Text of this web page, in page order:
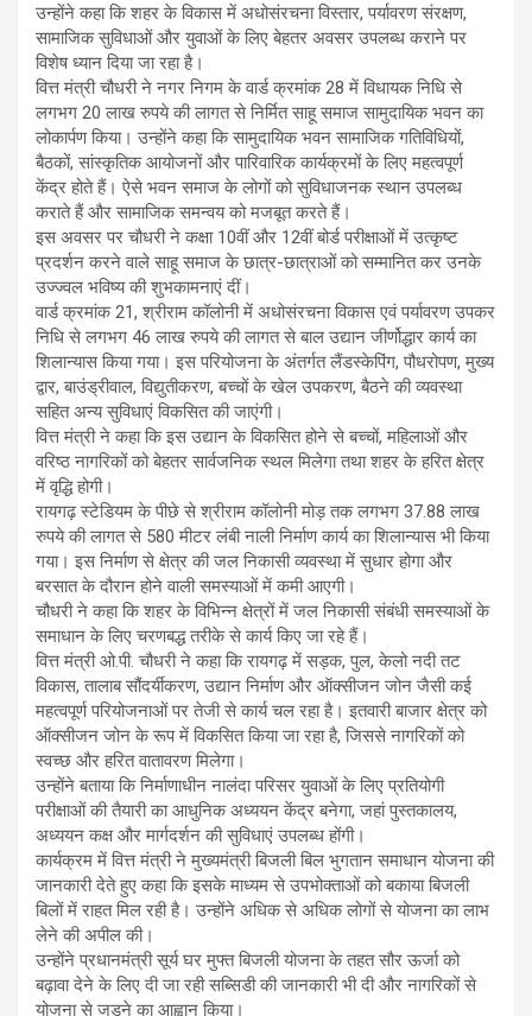
उन्होंने कहा कि शहर के विकास में अधोसंरचना विस्तार, पर्यावरण संरक्षण,
सामाजिक सुविधाओं और युवाओं के लिए बेहतर अवसर उपलब्ध कराने पर
विशेष ध्यान दिया जा रहा है।
वित्त मंत्री चौधरी ने नगर निगम के वार्ड क्रमांक 28 में विधायक निधि से
लगभग 20 लाख रुपये की लागत से निर्मित साहू समाज सामुदायिक भवन का
लोकार्पण किया। उन्होंने कहा कि सामुदायिक भवन सामाजिक गतिविधियों,
बैठकों, सांस्कृतिक आयोजनों और पारिवारिक कार्यक्रमों के लिए महत्वपूर्ण
केंद्र होते हैं। ऐसे भवन समाज के लोगों को सुविधाजनक स्थान उपलब्ध
कराते हैं और सामाजिक समन्वय को मजबूत करते हैं।
इस अवसर पर चौधरी ने कक्षा 10वीं और 12वीं बोर्ड परीक्षाओं में उत्कृष्ट
प्रदर्शन करने वाले साहू समाज के छात्र-छात्राओं को सम्मानित कर उनके
उज्ज्वल भविष्य की शुभकामनाएं दीं।
वार्ड क्रमांक 21, श्रीराम कॉलोनी में अधोसंरचना विकास एवं पर्यावरण उपकर
निधि से लगभग 46 लाख रुपये की लागत से बाल उद्यान जीर्णोद्धार कार्य का
शिलान्यास किया गया। इस परियोजना के अंतर्गत लैंडस्केपिंग, पौधरोपण, मुख्य
द्वार, बाउंड्रीवाल, विद्युतीकरण, बच्चों के खेल उपकरण, बैठने की व्यवस्था
सहित अन्य सुविधाएं विकसित की जाएंगी।
वित्त मंत्री ने कहा कि इस उद्यान के विकसित होने से बच्चों, महिलाओं और
वरिष्ठ नागरिकों को बेहतर सार्वजनिक स्थल मिलेगा तथा शहर के हरित क्षेत्र
में वृद्धि होगी।
रायगढ़ स्टेडियम के पीछे से श्रीराम कॉलोनी मोड़ तक लगभग 37.88 लाख
रुपये की लागत से 580 मीटर लंबी नाली निर्माण कार्य का शिलान्यास भी किया
गया। इस निर्माण से क्षेत्र की जल निकासी व्यवस्था में सुधार होगा और
बरसात के दौरान होने वाली समस्याओं में कमी आएगी।
चौधरी ने कहा कि शहर के विभिन्न क्षेत्रों में जल निकासी संबंधी समस्याओं के
समाधान के लिए चरणबद्ध तरीके से कार्य किए जा रहे हैं।
वित्त मंत्री ओ.पी. चौधरी ने कहा कि रायगढ़ में सड़क, पुल, केलो नदी तट
विकास, तालाब सौंदर्यीकरण, उद्यान निर्माण और ऑक्सीजन जोन जैसी कई
महत्वपूर्ण परियोजनाओं पर तेजी से कार्य चल रहा है। इतवारी बाजार क्षेत्र को
ऑक्सीजन जोन के रूप में विकसित किया जा रहा है, जिससे नागरिकों को
स्वच्छ और हरित वातावरण मिलेगा।
उन्होंने बताया कि निर्माणाधीन नालंदा परिसर युवाओं के लिए प्रतियोगी
परीक्षाओं की तैयारी का आधुनिक अध्ययन केंद्र बनेगा, जहां पुस्तकालय,
अध्ययन कक्ष और मार्गदर्शन की सुविधाएं उपलब्ध होंगी।
कार्यक्रम में वित्त मंत्री ने मुख्यमंत्री बिजली बिल भुगतान समाधान योजना की
जानकारी देते हुए कहा कि इसके माध्यम से उपभोक्ताओं को बकाया बिजली
बिलों में राहत मिल रही है। उन्होंने अधिक से अधिक लोगों से योजना का लाभ
लेने की अपील की।
उन्होंने प्रधानमंत्री सूर्य घर मुफ्त बिजली योजना के तहत सौर ऊर्जा को
बढ़ावा देने के लिए दी जा रही सब्सिडी की जानकारी भी दी और नागरिकों से
योजना से जुड़ने का आह्वान किया।